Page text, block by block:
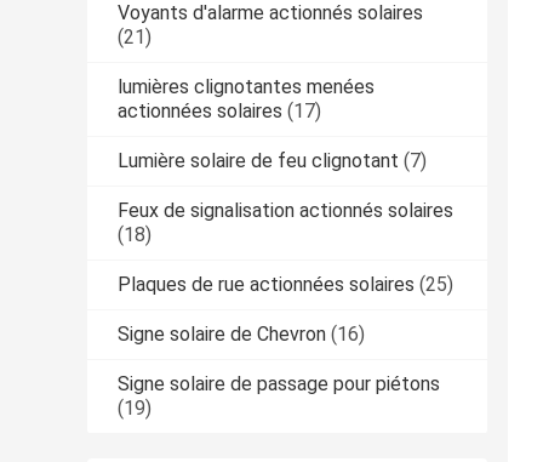
Voyants d'alarme actionnés solaires
(21)
lumières clignotantes menées
actionnées solaires (17)
Lumière solaire de feu clignotant (7)
Feux de signalisation actionnés solaires
(18)
Plaques de rue actionnées solaires (25)
Signe solaire de Chevron (16)
Signe solaire de passage pour piétons
(19)